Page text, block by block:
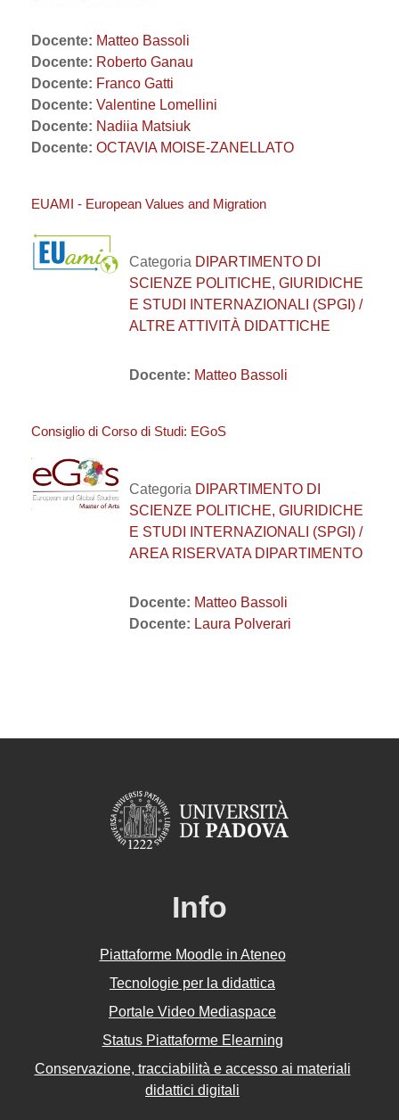
Docente: Matteo Bassoli
Docente: Roberto Ganau
Docente: Franco Gatti
Docente: Valentine Lomellini
Docente: Nadiia Matsiuk
Docente: OCTAVIA MOISE-ZANELLATO
EUAMI - European Values and Migration
Categoria DIPARTIMENTO DI
SCIENZE POLITICHE, GIURIDICHE
E STUDI INTERNAZIONALI (SPGI) /
ALTRE ATTIVITÀ DIDATTICHE
Docente: Matteo Bassoli
Consiglio di Corso di Studi: EGoS
Categoria DIPARTIMENTO DI
SCIENZE POLITICHE, GIURIDICHE
E STUDI INTERNAZIONALI (SPGI) /
AREA RISERVATA DIPARTIMENTO
Docente: Matteo Bassoli
Docente: Laura Polverari
Info
Piattaforme Moodle in Ateneo
Tecnologie per la didattica
Portale Video Mediaspace
Status Piattaforme Elearning
Conservazione, tracciabilità e accesso ai materiali
didattici digitali